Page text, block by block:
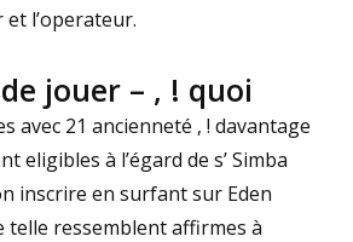
l’operateur.
jouer – , ! quoi
avec 21 ancienneté , ! davantage
eligibles à l’égard de s’Simba
inscrire en surfant sur Eden
telle ressemblent affirmes à